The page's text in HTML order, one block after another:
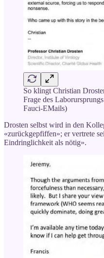
So klingt Christian
Frage des
Fauci-EMails)
Drosten selbst wird in den
«zurückgepfiffen»; er vertrete
Eindringlichkeit als nötig».